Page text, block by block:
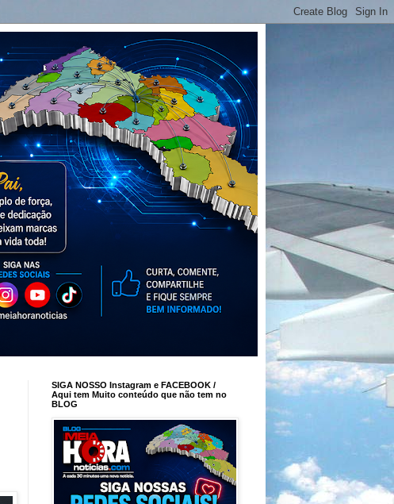
SIGA NOSSO Instagram e FACEBOOK /
Aqui tem Muito conteúdo que não tem no
BLOG